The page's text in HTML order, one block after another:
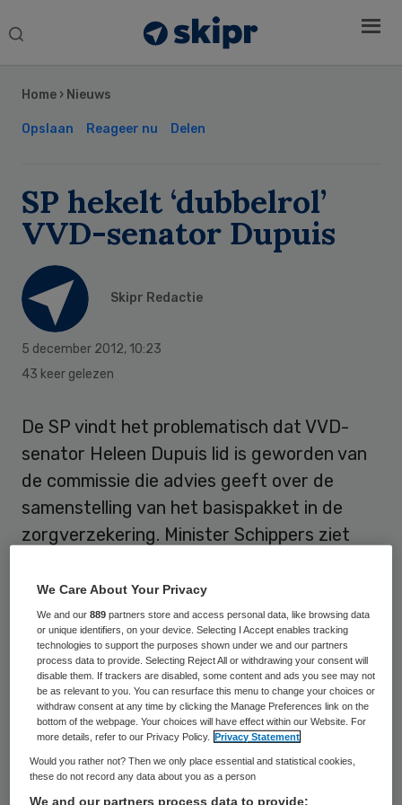
Search
Home › Nieuws
Opslaan Reageer nu Delen
SP hekelt ‘dubbelrol’
VVD-senator Dupuis
Skipr Redactie
5 december 2012, 10:23
43 keer gelezen
De SP vindt het problematisch dat VVD-
senator Heleen Dupuis lid is geworden van
de commissie die advies geeft over de
samenstelling van het basispakket in de
zorgverzekering. Minister Schippers ziet
woensdag laten weten.
Leijten vindt dat Dupuis’ werkzaamheden
onverenigbaar zijn, omdat zij als lid van de
Eerste Kamer de taak heeft Schippers te
controleren, ook over de samenstelling van
het basispakket.Dupuis, emeritus
hoogleraar medische ethiek, is sinds kort lid
van de Adviescommissie Pakketvan het
Sidebar
We Care About Your Privacy
We and our889 partners store and access personal data, like browsing data
or unique identifiers, on your device. Selecting I Accept enables tracking
technologies to support the purposes shown under we and our partners
process data to provide. Selecting Reject All or withdrawing your consent will
disable them. If trackers are disabled, some content and ads you see may not
be as relevant to you. You can resurface this menu to change your choices or
withdraw consent at any time by clicking the Manage Preferences link on the
bottom of the webpage. Your choices will have effect within our Website. For
more details, refer to our Privacy Policy.
Privacy Statement
Would you rather not? Then we only place essential and statistical cookies,
these do not record any data about you as a person
We and our partners process data to provide: